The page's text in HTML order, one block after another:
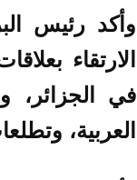
وأكد رئيس
الارتقاء
في الجزائر،
العربية،